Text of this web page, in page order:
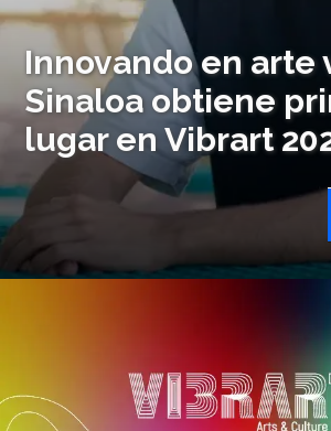
Innovando en arte
Sinaloa obtiene
lugar en Vibrart